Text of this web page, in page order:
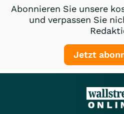
Abonnieren Sie unsere
und verpassen Sie
Jetzt